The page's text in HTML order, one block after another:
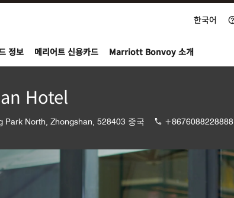
한국어
정보 메리어트 신용카드 Marriott Bonvoy 소개
Hotel
Park North, Zhongshan, 528403 중국 +8676088228888